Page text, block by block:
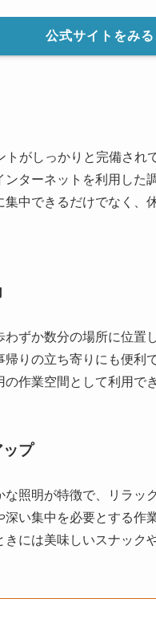
公式サイトをみる
がしっかりと完備さ
ターネットを利用した
中できるだけでなく、
ずか数分の場所に位置
りの立ち寄りにも便利
作業空間として利用でき
ップ
照明が特徴で、リラッ
い集中を必要とする作
には美味しいスナック